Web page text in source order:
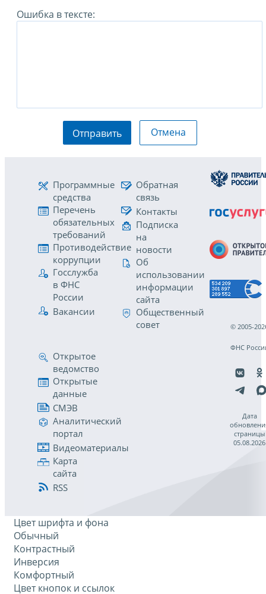
Ошибка в тексте:
Отправить Отмена
Программные
средства
Перечень
обязательных
требований
Противодействие
коррупции
Госслужба
в ФНС
России
Вакансии
Обратная
связь
Контакты
Подписка
на
новости
Об
использовании
информации
сайта
Общественный
совет
Открытое
ведомство
Открытые
данные
СМЭВ
Аналитический
портал
Видеоматериалы
Карта
сайта
RSS
© 2005-
ФНС
Дата
страницы
05.08.2026
Цвет шрифта и фона
Обычный
Контрастный
Инверсия
Комфортный
Цвет кнопок и ссылок